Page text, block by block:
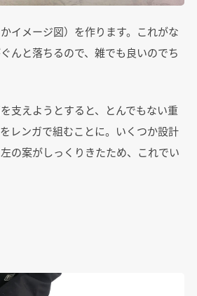
イメージ図）を作ります。これがな
んと落ちるので、雑でも良いのでち
支えようとすると、とんでもない重
レンガで組むことに。いくつか設計
の案がしっくりきたため、これでい